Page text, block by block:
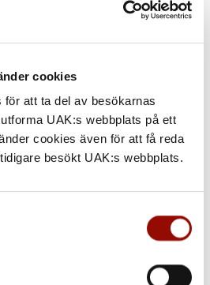
cookies
att ta del av besökarnas
UAK:s webbplats på ett
cookies även för att få reda
besökt UAK:s webbplats.
med fokus på både silver och